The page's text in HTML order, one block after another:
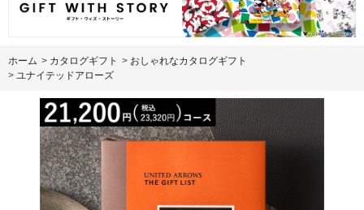
ホーム > カタログギフト > おしゃれなカタログギフト
> ユナイテッドアローズ